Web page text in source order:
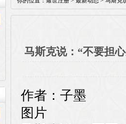
马斯克说：“不要担
作者：子墨
图片